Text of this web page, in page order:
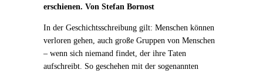
erschienen. Von Stefan Bornost
In der Geschichtsschreibung gilt: Menschen können
verloren gehen, auch große Gruppen von Menschen
– wenn sich niemand findet, der ihre Taten
aufschreibt. So geschehen mit der sogenannten